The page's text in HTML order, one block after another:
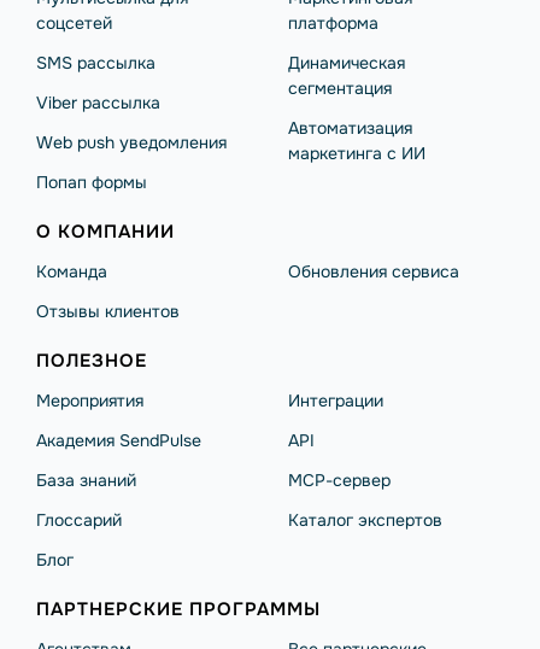
соцсетей
SMS рассылка
Viber рассылка
Web push уведомления
Попап формы
платформа
Динамическая
сегментация
Автоматизация
маркетинга с ИИ
О КОМПАНИИ
Команда
Отзывы клиентов
Обновления сервиса
ПОЛЕЗНОЕ
Мероприятия
Академия SendPulse
База знаний
Глоссарий
Блог
Интеграции
API
MCP-сервер
Каталог экспертов
ПАРТНЕРСКИЕ ПРОГРАММЫ